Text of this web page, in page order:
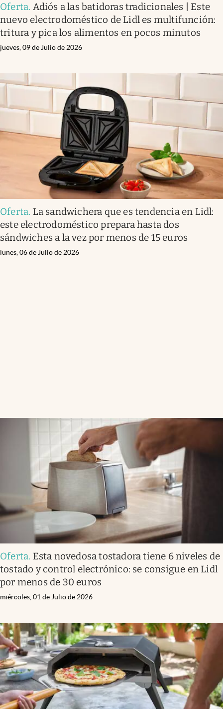
Oferta. Adiós a las batidoras tradicionales | Este
nuevo electrodoméstico de Lidl es multifunción:
tritura y pica los alimentos en pocos minutos
jueves, 09 de Julio de 2026
Oferta. La sandwichera que es tendencia en Lidl:
este electrodoméstico prepara hasta dos
sándwiches a la vez por menos de 15 euros
lunes, 06 de Julio de 2026
Oferta. Esta novedosa tostadora tiene 6 niveles de
tostado y control electrónico: se consigue en Lidl
por menos de 30 euros
miércoles, 01 de Julio de 2026